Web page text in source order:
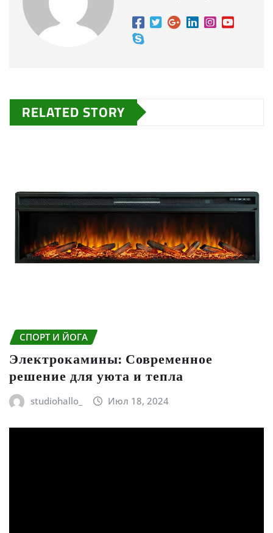
RELATED STORY
СПОРТ И ЙОГА
Электрокамины: Современное
решение для уюта и тепла
studiohallo_ Июл 18, 2024